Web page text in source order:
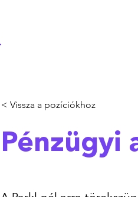
< Vissza a pozíciókhoz
Pénzügyi